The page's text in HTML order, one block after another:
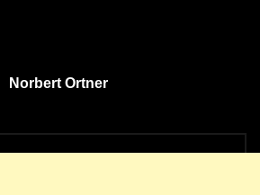
Norbert Ortner